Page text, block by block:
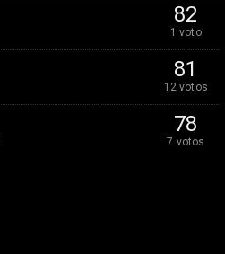
82
1 voto
81
12 votos
78
7 votos